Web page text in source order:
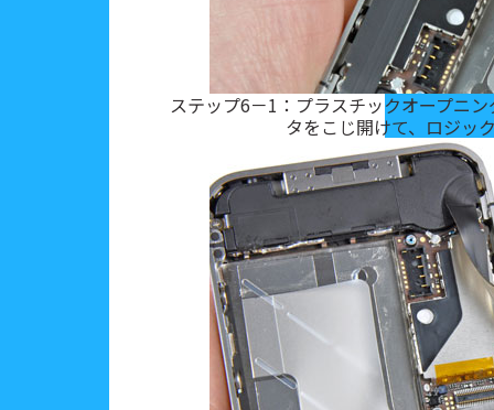
ステップ6－1：プラスチックオープニ
タをこじ開けて、ロジッ